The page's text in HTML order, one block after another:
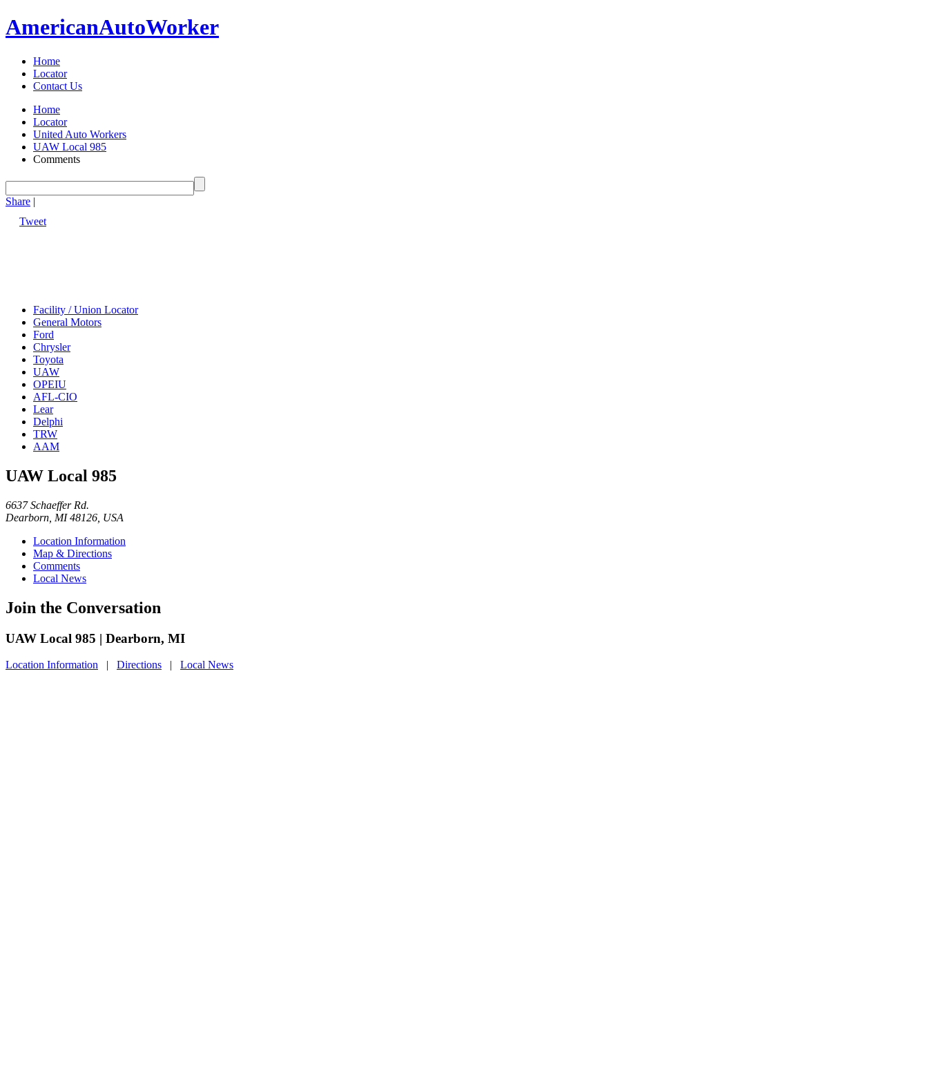
AmericanAutoWorker
Home
Locator
Contact Us
Home
Locator
United Auto Workers
UAW Local 985
Comments
Share |
Tweet
Facility / Union Locator
General Motors
Ford
Chrysler
Toyota
UAW
OPEIU
AFL-CIO
Lear
Delphi
TRW
AAM
UAW Local 985
6637 Schaeffer Rd.
Dearborn, MI 48126, USA
Location Information
Map & Directions
Comments
Local News
Join the Conversation
UAW Local 985 | Dearborn, MI
Location Information | Directions | Local News